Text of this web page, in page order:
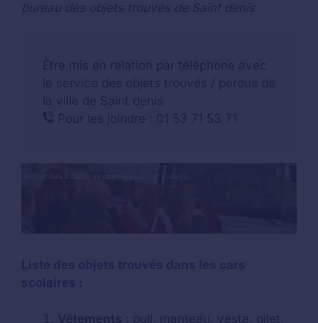
bureau des objets trouvés de Saint denis
Vêtements : pull, manteau, veste, gilet,